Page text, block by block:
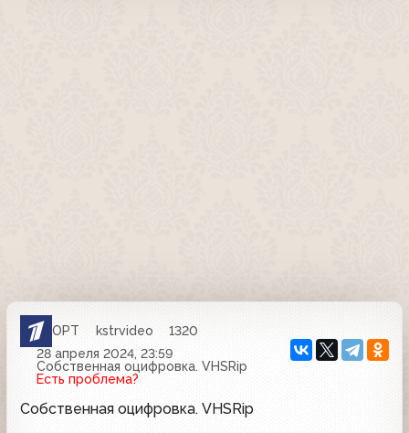
ОРТ kstrvideo
1320
28 апреля 2024, 23:59
Собственная оцифровка. VHSRip
Есть проблема?
Собственная оцифровка. VHSRip